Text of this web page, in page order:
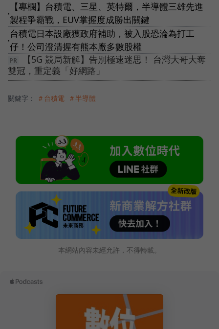
●
【專欄】台積電、三星、英特爾，半導體三雄先進
製程爭霸戰，EUV掌握度成勝出關鍵
●
台積電日本設廠獲政府補助，被入股恐淪為打工
仔！公司澄清握有熊本廠多數股權
【5G 競局新解】告別極速迷思！ 台灣大哥大奪
雙冠，重定義「好網路」
關鍵字： ＃台積電 ＃半導體
本網站內容未經允許，不得轉載。